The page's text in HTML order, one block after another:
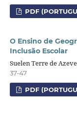
PDF
O Ensino de
Inclusão Escolar
Suelen Terre de
37-47
PDF